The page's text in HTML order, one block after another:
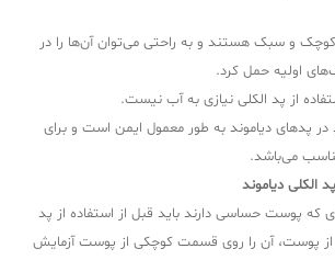
کوچک و سبک هستند و به راحتی می‌توان آن‌ها را در
اولیه حمل کرد.
از پد الکلی نیازی به آب نیست.
در پدهای دیاموند به طور معمول ایمن است و برای
می‌باشد.
الکلی دیاموند
که پوست حساسی دارند باید قبل از استفاده از پد
از پوست، آن را روی قسمت کوچکی از پوست آزمایش